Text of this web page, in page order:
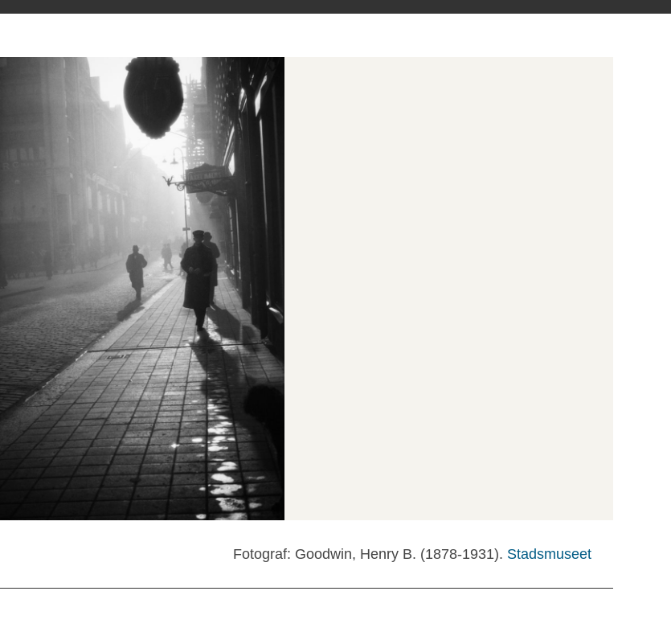
Fotograf: Goodwin, Henry B. (1878-1931). Stadsmuseet